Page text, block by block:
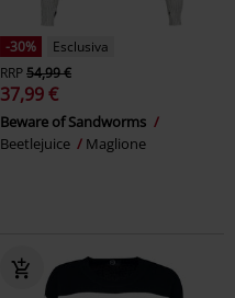
-30%
Esclusiva
RRP54,99 €
37,99 €
Beware of Sandworms
Beetlejuice
Maglione